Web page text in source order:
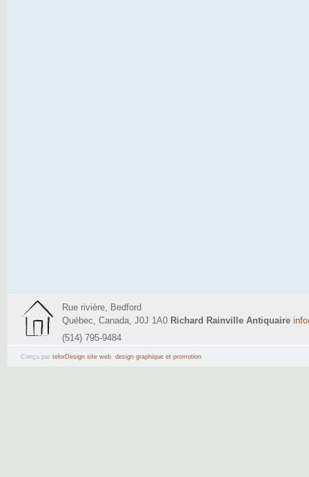
Rue rivière, Bedford
Québec, Canada, J0J 1A0 Richard Rainville Antiquaire
(514) 795-9484
Conçu par telorDesign site web, design graphique et promotion